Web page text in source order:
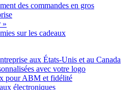
des commandes en gros
»
sur les cadeaux
aux États-Unis et au Canada
avec votre logo
pour ABM et fidélité
électroniques